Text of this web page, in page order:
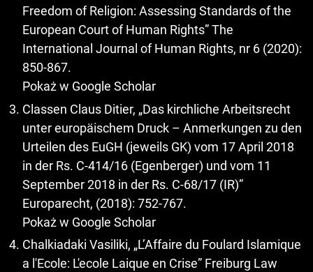
Freedom of Religion: Assessing Standards of the
European Court of Human Rights” The
International Journal of Human Rights, nr 6 (2020):
850-867.
Pokaż w Google Scholar
Classen Claus Ditier, „Das kirchliche Arbeitsrecht
unter europäischem Druck – Anmerkungen zu den
Urteilen des EuGH (jeweils GK) vom 17 April 2018
in der Rs. C-414/16 (Egenberger) und vom 11
September 2018 in der Rs. C-68/17 (IR)”
Europarecht, (2018): 752-767.
Pokaż w Google Scholar
Chalkiadaki Vasiliki, „L’Affaire du Foulard Islamique
a l'Ecole: L'ecole Laique en Crise” Freiburg Law